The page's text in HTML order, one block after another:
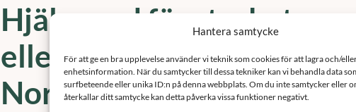
Hjälp med fönsterbyte
eller renovering i
Norrköping.